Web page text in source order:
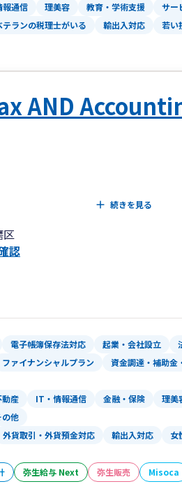
く税理士または有資格者が御社
務士、弁護士、司法書士など)と
域に根差し、西原会計事務所は３
として歩んでまいりました。
いるのは、税理士本人が顧問先様
マンショック、コロナ禍など様々
分野から全力でサポートすること
ります。
頻繁に改正され、社会情勢もます
私たちは長年の経験に基づく知
な経営判断をサポートいたします。
所は現在「法人顧問」「相続サポ
知識を活かし、今後も皆様のお悩
ることを目標としております。
報通信 理美容 教育・学術支援 サー
テランの税理士がいる 輸出入対応 若い
AND
社申告を支援しています。
ートも可能です。
をわかりやすく整理し、経営に活
っても、気がつけば、いつも話
すると、その先にある将来の可能
でなく事業そのものを見つめなが
います。
広げる力になります。
ずは状況を整理するところから始
続きを見る
区
認
電子帳簿保存法対応 起業・会社設立
ファイナンシャルプラン 資金調達・補助金
動産 IT・情報通信 金融・保険 理美
の他
外貨取引・外貨預金対応 輸出入対応 女
弥生給与 Next 弥生販売 Misoca